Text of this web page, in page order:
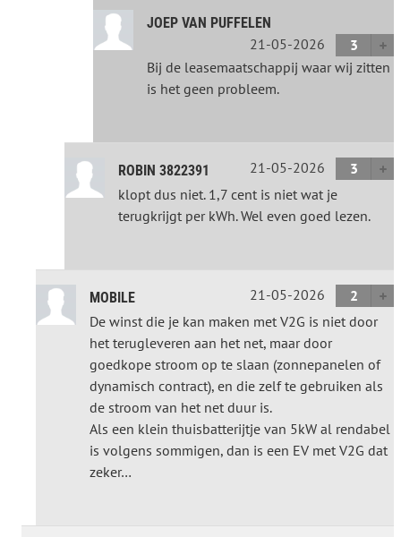
JOEP VAN PUFFELEN
21-05-2026
3
Bij de leasemaatschappij waar wij zitten
is het geen probleem.
ROBIN 3822391 21-05-2026
3
klopt dus niet. 1,7 cent is niet wat je
terugkrijgt per kWh. Wel even goed lezen.
MOBILE 21-05-2026
2
De winst die je kan maken met V2G is niet door
het terugleveren aan het net, maar door
goedkope stroom op te slaan (zonnepanelen of
dynamisch contract), en die zelf te gebruiken als
de stroom van het net duur is.
Als een klein thuisbatterijtje van 5kW al rendabel
is volgens sommigen, dan is een EV met V2G dat
zeker…